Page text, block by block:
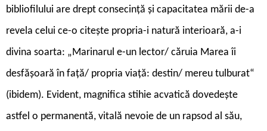
bibliofilului are drept consecință și capacitatea mării de-a
revela celui ce-o citește propria-i natură interioară, a-i
divina soarta: „Marinarul e-un lector/ căruia Marea îi
desfășoară în față/ propria viață: destin/ mereu tulburat“
(ibidem). Evident, magnifica stihie acvatică dovedește
astfel o permanentă, vitală nevoie de un rapsod al său,